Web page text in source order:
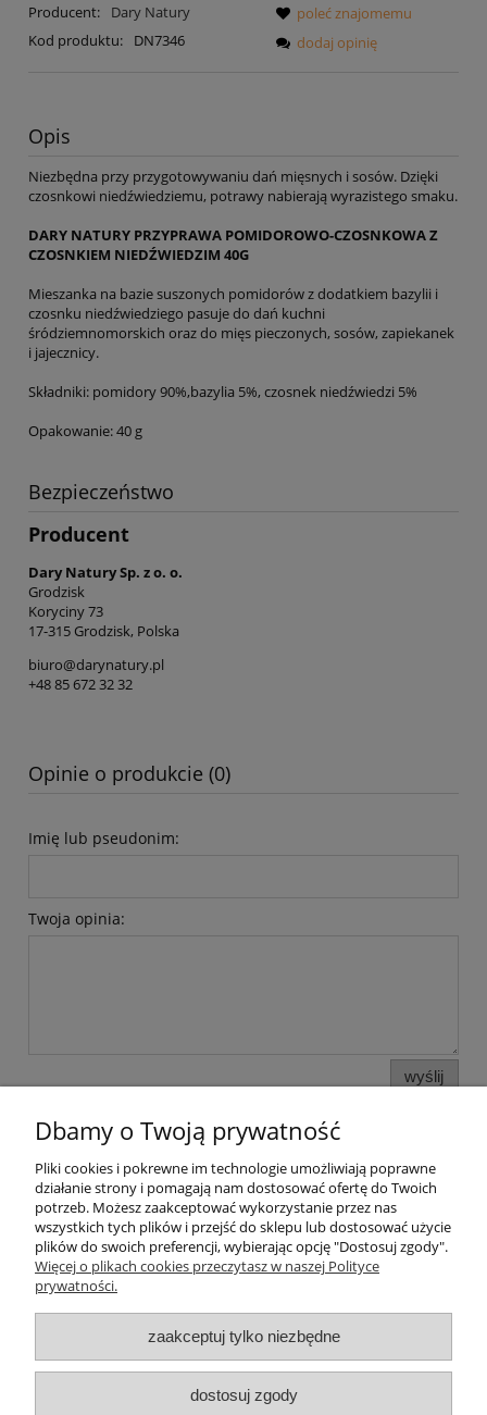
Producent:
Dary Natury
Kod produktu:
DN7346
poleć znajomemu
dodaj opinię
Opis
Niezbędna przy przygotowywaniu dań mięsnych i sosów. Dzięki
czosnkowi niedźwiedziemu, potrawy nabierają wyrazistego smaku.
DARY NATURY PRZYPRAWA POMIDOROWO-CZOSNKOWA Z
CZOSNKIEM NIEDŹWIEDZIM 40G
Mieszanka na bazie suszonych pomidorów z dodatkiem bazylii i
czosnku niedźwiedziego pasuje do dań kuchni
śródziemnomorskich oraz do mięs pieczonych, sosów, zapiekanek
i jajecznicy.
Składniki: pomidory 90%,bazylia 5%, czosnek niedźwiedzi 5%
Opakowanie: 40 g
Bezpieczeństwo
Producent
Dary Natury Sp. z o. o.
Grodzisk
Koryciny 73
17-315 Grodzisk, Polska
biuro@darynatury.pl
+48 85 672 32 32
Opinie o produkcie (0)
Imię lub pseudonim:
Twoja opinia:
wyślij
Pomoc
Moje konto
Informacje
O nas
Dbamy o Twoją prywatność
Pliki cookies i pokrewne im technologie umożliwiają poprawne
działanie strony i pomagają nam dostosować ofertę do Twoich
potrzeb. Możesz zaakceptować wykorzystanie przez nas
wszystkich tych plików i przejść do sklepu lub dostosować użycie
plików do swoich preferencji, wybierając opcję "Dostosuj zgody".
Więcej o plikach cookies przeczytasz w naszej Polityce
prywatności.
zaakceptuj tylko niezbędne
dostosuj zgody